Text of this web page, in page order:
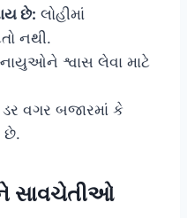
છે: લોહીમાં
નથી.
શ્વાસ લેવા માટે
ડર વગર બજારમાં કે
છે.
સાવચેતીઓ